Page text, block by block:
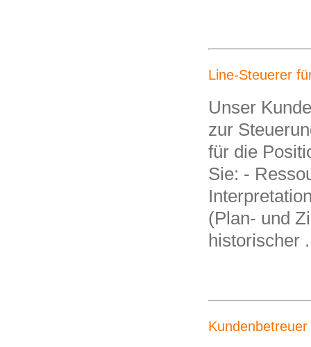
Line-Steuerer
Unser
zur
für die
Sie: -
(Plan- und
historischer